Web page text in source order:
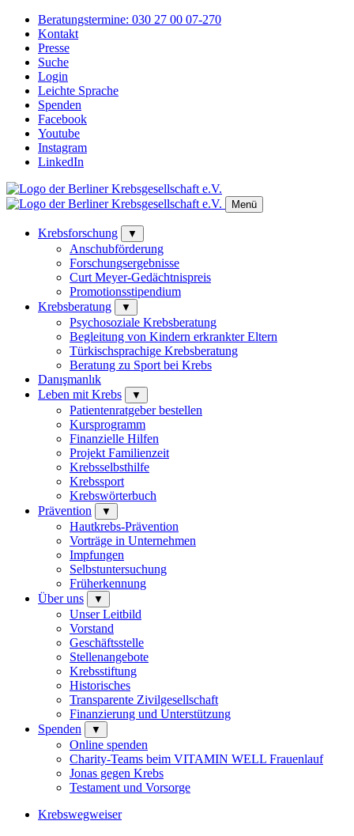
Beratungstermine: 030 27 00 07-270
Kontakt
Presse
Suche
Login
Leichte Sprache
Spenden
Facebook
Youtube
Instagram
LinkedIn
Menü
Krebsforschung ▼
Anschubförderung
Forschungsergebnisse
Curt Meyer-Gedächtnispreis
Promotionsstipendium
Krebsberatung
▼
Psychosoziale Krebsberatung
Begleitung von Kindern erkrankter Eltern
Türkischsprachige Krebsberatung
Beratung zu Sport bei Krebs
Danışmanlık
Leben mit Krebs
▼
Patientenratgeber bestellen
Kursprogramm
Finanzielle Hilfen
Projekt Familienzeit
Krebsselbsthilfe
Krebssport
Krebswörterbuch
Prävention
▼
Hautkrebs-Prävention
Vorträge in Unternehmen
Impfungen
Selbstuntersuchung
Früherkennung
Über uns
▼
Unser Leitbild
Vorstand
Geschäftsstelle
Stellenangebote
Krebsstiftung
Historisches
Transparente Zivilgesellschaft
Finanzierung und Unterstützung
Spenden
▼
Online spenden
Charity-Teams beim VITAMIN WELL Frauenlauf
Jonas gegen Krebs
Testament und Vorsorge
Krebswegweiser